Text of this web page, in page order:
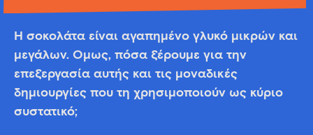
Η σοκολάτα είναι αγαπημένο γλυκό μικρών και
μεγάλων. Όμως, πόσα ξέρουμε για την
επεξεργασία αυτής και τις μοναδικές
δημιουργίες που τη χρησιμοποιούν ως κύριο
συστατικό;